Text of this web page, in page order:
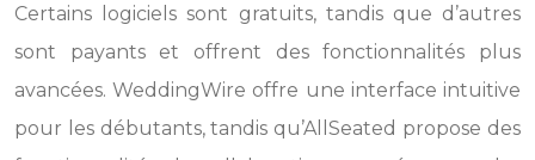
Certains logiciels sont gratuits, tandis que d’autres
sont payants et offrent des fonctionnalités plus
avancées. WeddingWire offre une interface intuitive
pour les débutants, tandis qu’AllSeated propose des